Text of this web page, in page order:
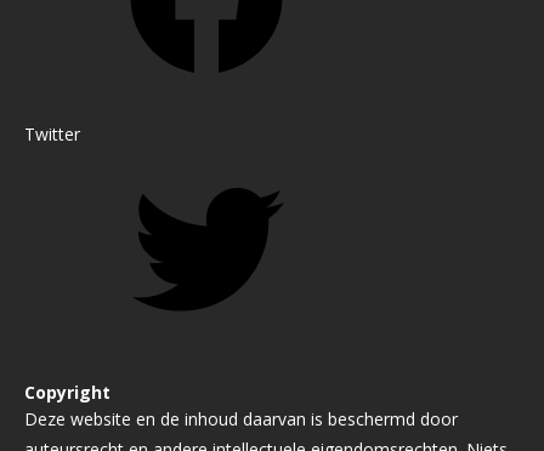
Twitter
Copyright
Deze website en de inhoud daarvan is beschermd door